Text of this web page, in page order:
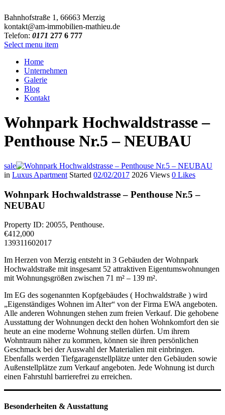
Bahnhofstraße 1, 66663 Merzig
kontakt@am-immobilien-mathieu.de
Telefon: 0171 277 6 777
Select menu item
Home
Unternehmen
Galerie
Blog
Kontakt
Wohnpark Hochwaldstrasse –
Penthouse Nr.5 – NEUBAU
sale
in Luxus Apartment Started 02/02/2017 2026 Views 0 Likes
Wohnpark Hochwaldstrasse – Penthouse Nr.5 –
NEUBAU
Property ID: 20055, Penthouse.
€412,000
139311602017
Im Herzen von Merzig entsteht in 3 Gebäuden der Wohnpark
Hochwaldstraße mit insgesamt 52 attraktiven Eigentumswohnungen
mit Wohnungsgrößen zwischen 71 m² – 139 m².
Im EG des sogenannten Kopfgebäudes ( Hochwaldstraße ) wird
„Eigenständiges Wohnen im Alter“ von der Firma EWA angeboten.
Alle anderen Wohnungen stehen zum freien Verkauf. Die gehobene
Ausstattung der Wohnungen deckt den hohen Wohnkomfort den sie
heute an eine moderne Wohnung stellen dürfen. Um ihrem
Wohntraum näher zu kommen, können sie ihren persönlichen
Geschmack bei der Auswahl der Materialien mit einbringen.
Ebenfalls werden Tiefgaragenstellplätze unter den Gebäuden sowie
Außenstellplätze zum Verkauf angeboten. Jede Wohnung ist durch
einen Fahrstuhl barrierefrei zu erreichen.
Besonderheiten & Ausstattung